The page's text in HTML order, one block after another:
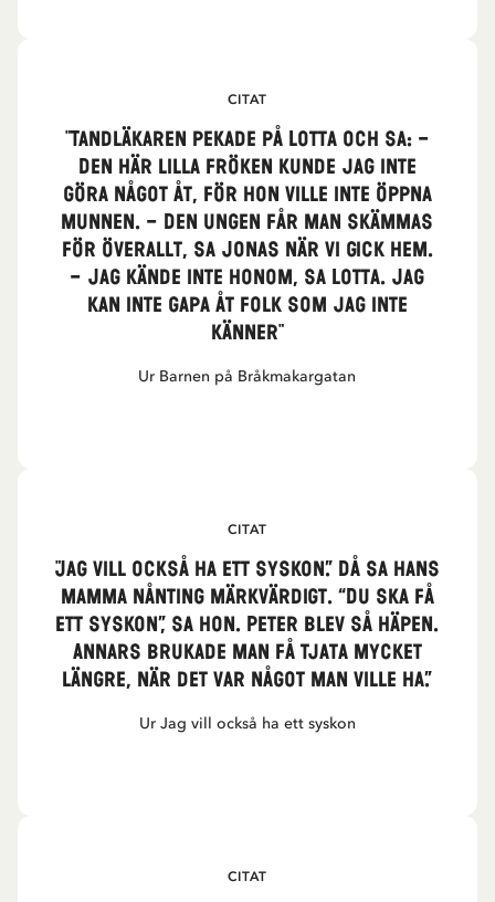
CITAT
"Tandläkaren pekade på Lotta och sa: –
Den här lilla fröken kunde jag inte
göra något åt, för hon ville inte öppna
munnen. – Den ungen får man skämmas
för överallt, sa Jonas när vi gick hem.
– Jag kände inte honom, sa Lotta. Jag
kan inte gapa åt folk som jag inte
känner"
Ur Barnen på Bråkmakargatan
CITAT
"Jag vill också ha ett syskon.” Då sa hans
mamma nånting märkvärdigt. “Du ska få
ett syskon”, sa hon. Peter blev så häpen.
Annars brukade man få tjata mycket
längre, när det var något man ville ha.”
Ur Jag vill också ha ett syskon
CITAT